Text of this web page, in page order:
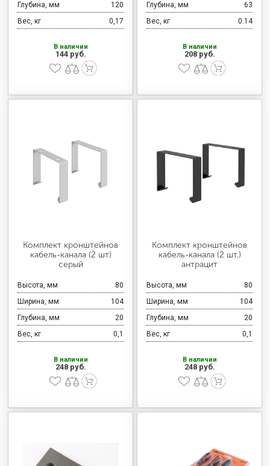
Глубина, мм
120
Вес, кг
0,17
В наличии
144 руб.
Глубина, мм
63
Вес, кг
0.14
В наличии
208 руб.
Комплект кронштейнов
кабель-канала (2 шт)
серый
Высота, мм
80
Ширина, мм
104
Глубина, мм
20
Вес, кг
0,1
В наличии
248 руб.
Комплект кронштейнов
кабель-канала (2 шт.)
антрацит
Высота, мм
80
Ширина, мм
104
Глубина, мм
20
Вес, кг
0,1
В наличии
248 руб.